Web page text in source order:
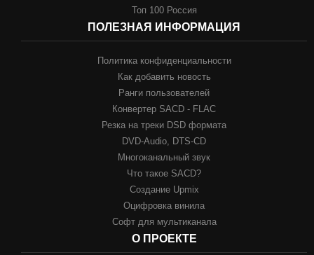
Топ 100 Россия
ПОЛЕЗНАЯ ИНФОРМАЦИЯ
Политика конфиденциальности
Как добавить новость
Ранги пользователей
Конвертер SACD - FLAC
Резка на треки DSD формата
DVD-Audio, DTS-CD
Многоканальный звук
Что такое SACD?
Создание Upmix
Оцифровка винила
Софт для мультиканала
О ПРОЕКТЕ